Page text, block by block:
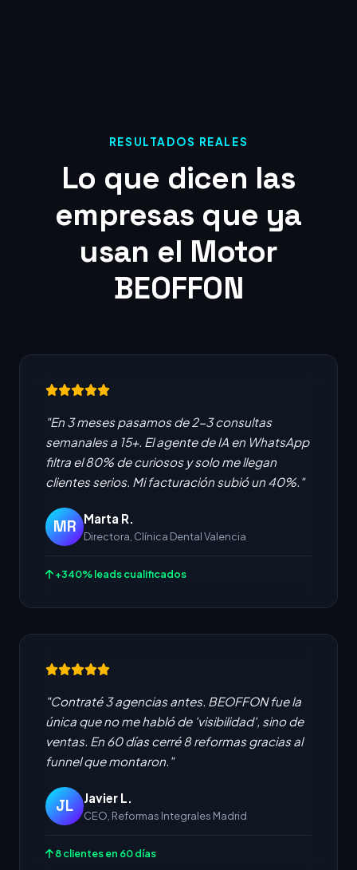
RESULTADOS REALES
Lo que dicen las
empresas que ya
usan el Motor
BEOFFON
"En 3 meses pasamos de 2-3 consultas
semanales a 15+. El agente de IA en WhatsApp
filtra el 80% de curiosos y solo me llegan
clientes serios. Mi facturación subió un 40%."
MR Marta R.
Directora, Clínica Dental Valencia
+340% leads cualificados
"Contraté 3 agencias antes. BEOFFON fue la
única que no me habló de 'visibilidad', sino de
ventas. En 60 días cerré 8 reformas gracias al
funnel que montaron."
JL Javier L.
CEO, Reformas Integrales Madrid
8 clientes en 60 días